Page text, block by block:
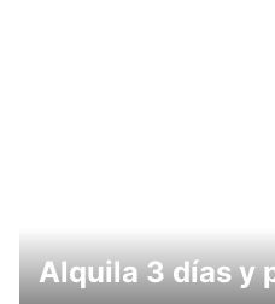
Alquila 3 días y